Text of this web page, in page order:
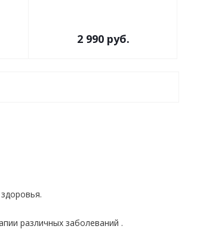
2 990 руб.
различных заболеваний .